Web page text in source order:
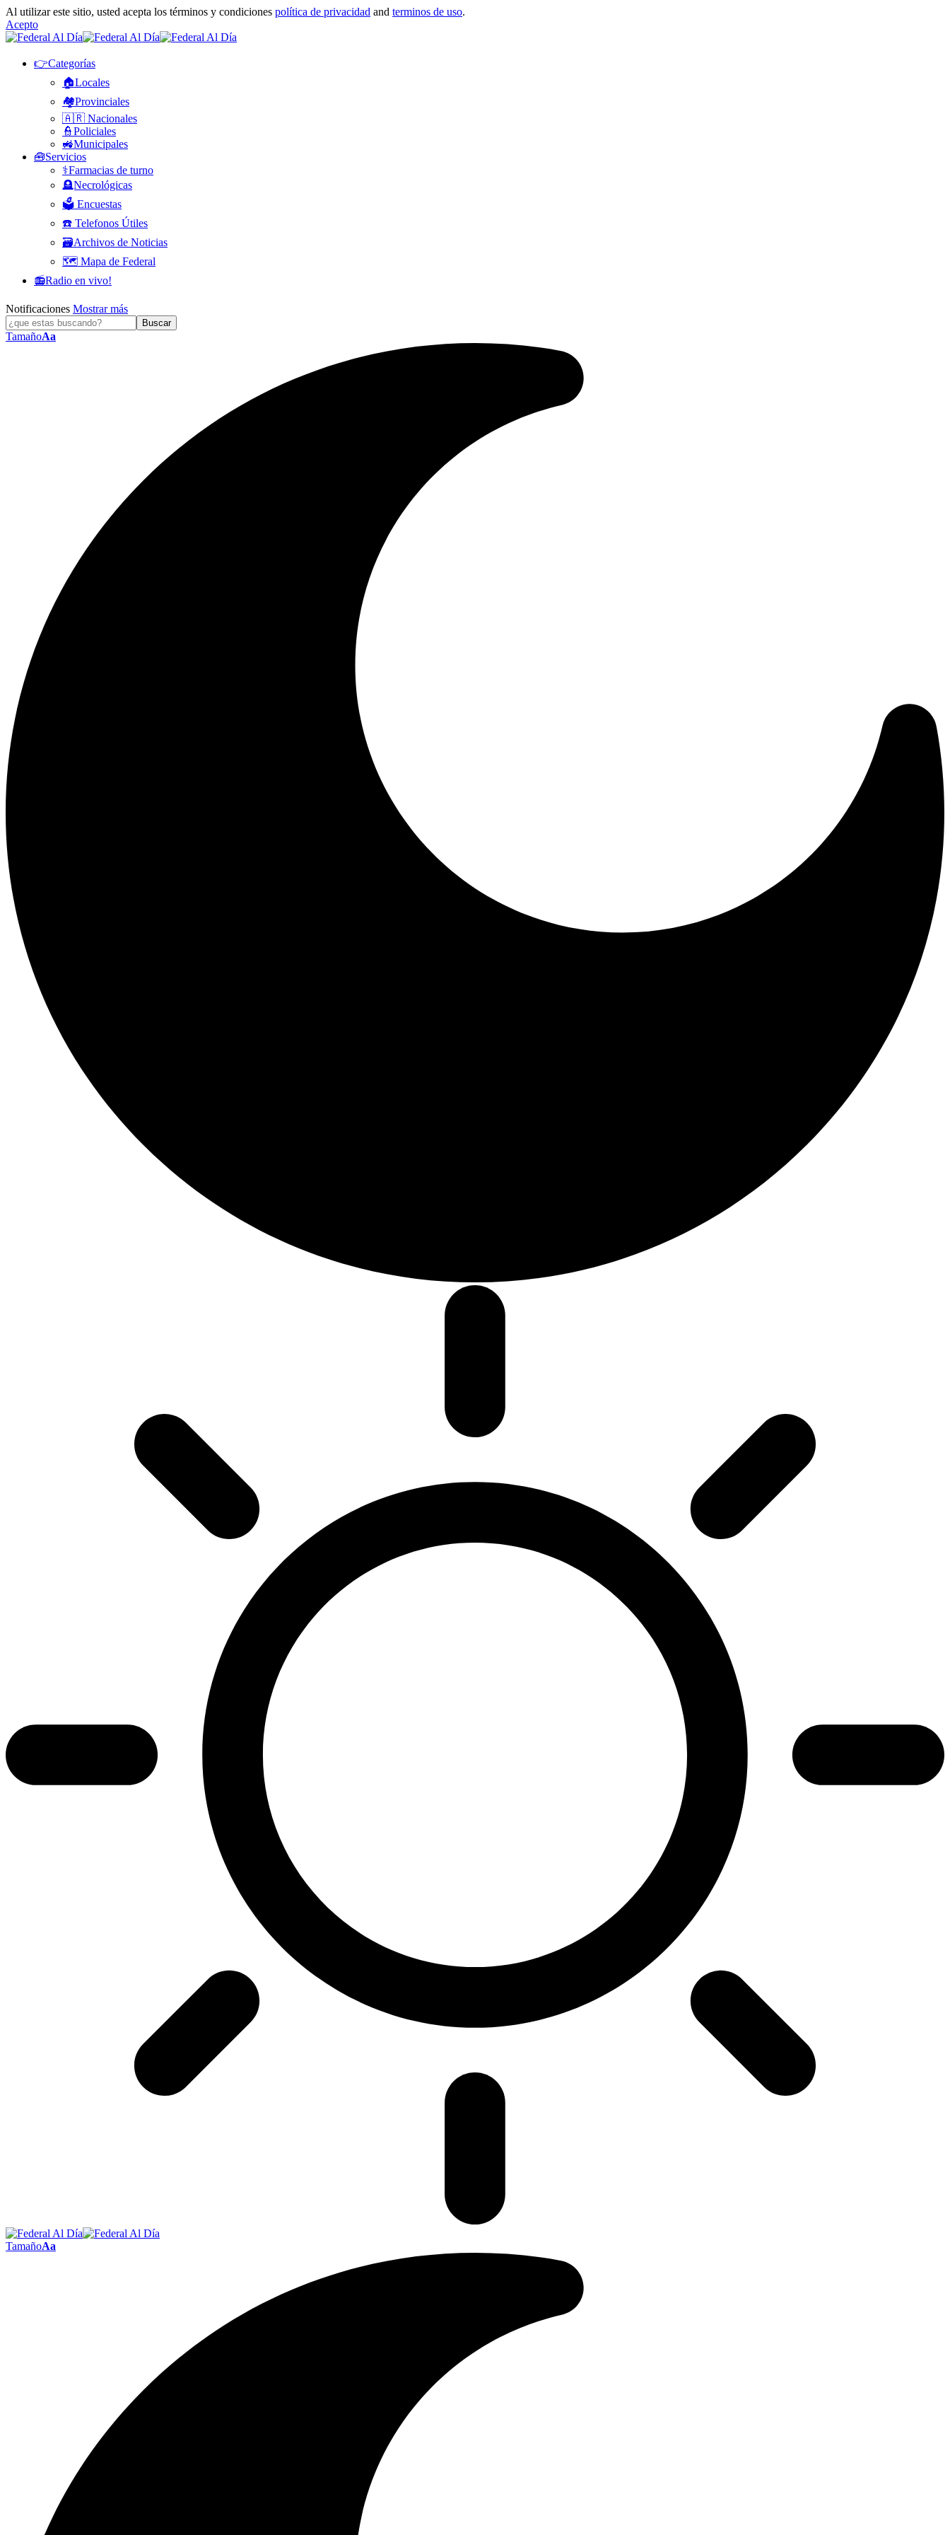
Al utilizar este sitio, usted acepta los términos y condiciones política de privacidad and terminos de uso.
Acepto
👉Categorías
🏠Locales
🏘️Provinciales
🇦🇷 Nacionales
👮Policiales
🚜Municipales
🧰Servicios
⚕️Farmacias de turno
🪦Necrológicas
🗳️ Encuestas
☎️ Telefonos Útiles
🗃️Archivos de Noticias
🗺️ Mapa de Federal
📻Radio en vivo!
Notificaciones Mostrar más
TamañoAa
TamañoAa